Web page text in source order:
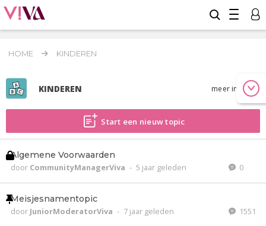
HOME KINDEREN
KINDEREN meer info
Start een nieuw topic
Algemene Voorwaarden
door CommunityManagerViva - 5 jaar geleden 0
Meisjesnamentopic
door JuniorModeratorViva - 7 jaar geleden 1551